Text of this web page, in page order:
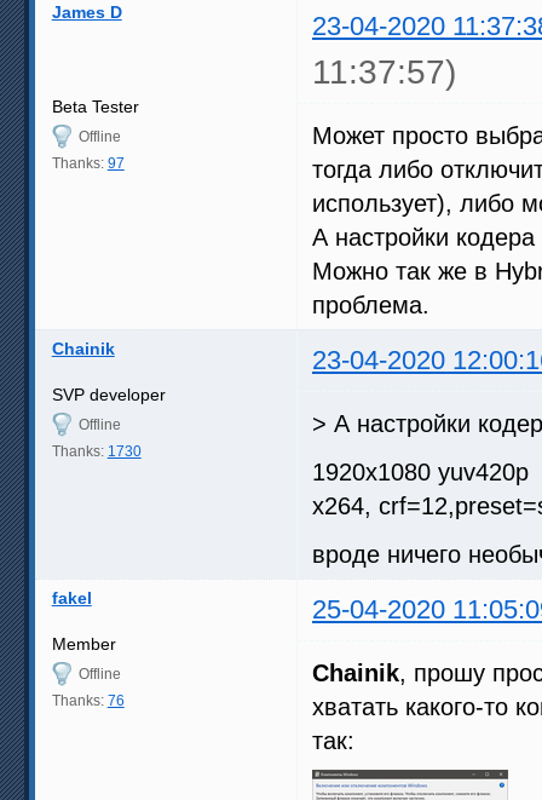
James D 23-04-2020
11:37:57)
Beta Tester
Offline
Thanks: 97
Может просто
тогда либо
использует), либо
А настройки
Можно так же в
проблема.
Chainik 23-04-2020
SVP developer
Offline
Thanks: 1730
> А настройки
1920x1080 yuv420p
x264,
вроде ничего
fakel 25-04-2020
Member
Offline
Thanks: 76
Chainik, прошу
хватать какого-то
так: